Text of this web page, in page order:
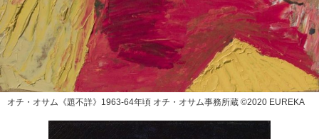
オチ・オサム《題不詳》1963-64年頃 オチ・オサム事務所蔵 ©️2020 EUREKA